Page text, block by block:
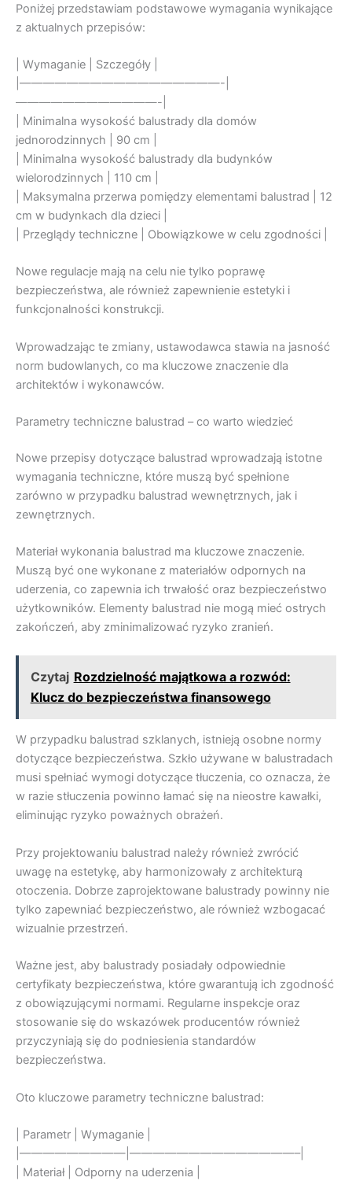
Poniżej przedstawiam podstawowe wymagania wynikające
z aktualnych przepisów:
| Wymaganie | Szczegóły |
|—————————————————-|
————————————-|
| Minimalna wysokość balustrady dla domów
jednorodzinnych | 90 cm |
| Minimalna wysokość balustrady dla budynków
wielorodzinnych | 110 cm |
| Maksymalna przerwa pomiędzy elementami balustrad | 12
cm w budynkach dla dzieci |
| Przeglądy techniczne | Obowiązkowe w celu zgodności |
Nowe regulacje mają na celu nie tylko poprawę
bezpieczeństwa, ale również zapewnienie estetyki i
funkcjonalności konstrukcji.
Wprowadzając te zmiany, ustawodawca stawia na jasność
norm budowlanych, co ma kluczowe znaczenie dla
architektów i wykonawców.
Parametry techniczne balustrad – co warto wiedzieć
Nowe przepisy dotyczące balustrad wprowadzają istotne
wymagania techniczne, które muszą być spełnione
zarówno w przypadku balustrad wewnętrznych, jak i
zewnętrznych.
Materiał wykonania balustrad ma kluczowe znaczenie.
Muszą być one wykonane z materiałów odpornych na
uderzenia, co zapewnia ich trwałość oraz bezpieczeństwo
użytkowników. Elementy balustrad nie mogą mieć ostrych
zakończeń, aby zminimalizować ryzyko zranień.
Czytaj Rozdzielność majątkowa a rozwód:
Klucz do bezpieczeństwa finansowego
W przypadku balustrad szklanych, istnieją osobne normy
dotyczące bezpieczeństwa. Szkło używane w balustradach
musi spełniać wymogi dotyczące tłuczenia, co oznacza, że
w razie stłuczenia powinno łamać się na nieostre kawałki,
eliminując ryzyko poważnych obrażeń.
Przy projektowaniu balustrad należy również zwrócić
uwagę na estetykę, aby harmonizowały z architekturą
otoczenia. Dobrze zaprojektowane balustrady powinny nie
tylko zapewniać bezpieczeństwo, ale również wzbogacać
wizualnie przestrzeń.
Ważne jest, aby balustrady posiadały odpowiednie
certyfikaty bezpieczeństwa, które gwarantują ich zgodność
z obowiązującymi normami. Regularne inspekcje oraz
stosowanie się do wskazówek producentów również
przyczyniają się do podniesienia standardów
bezpieczeństwa.
Oto kluczowe parametry techniczne balustrad:
| Parametr | Wymaganie |
|—————————|——————————————–|
| Materiał | Odporny na uderzenia |